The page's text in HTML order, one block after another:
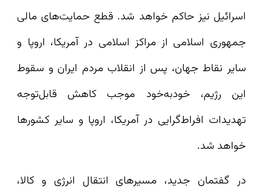
اسرائیل نیز حاکم خواهد شد. قطع حمایت‌های مالی
جمهوری اسلامی از مراکز اسلامی در آمریکا، اروپا و
سایر نقاط جهان، پس از انقلاب مردم ایران و سقوط
این رژیم، خودبه‌خود موجب کاهش قابل‌توجه
تهدیدات افراط‌گرایی در آمریکا، اروپا و سایر کشورها
خواهد شد.
در گفتمان جدید، مسیرهای انتقال انرژی و کالا،